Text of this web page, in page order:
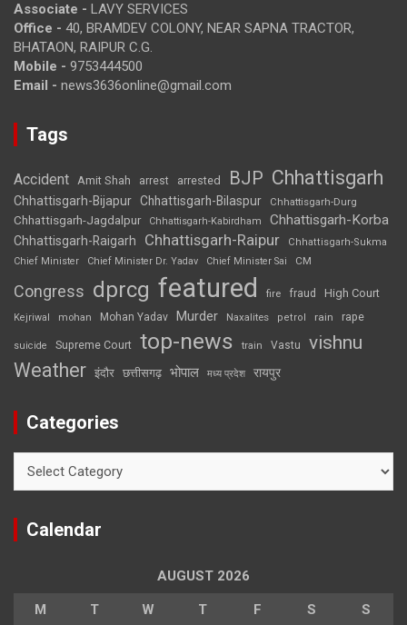
Associate - LAVY SERVICES
Office - 40, BRAMDEV COLONY, NEAR SAPNA TRACTOR,
BHATAON, RAIPUR C.G.
Mobile - 9753444500
Email - news3636online@gmail.com
Tags
Accident Amit Shah arrest arrested BJP Chhattisgarh
Chhattisgarh-Bijapur Chhattisgarh-Bilaspur Chhattisgarh-Durg
Chhattisgarh-Jagdalpur Chhattisgarh-Kabirdham Chhattisgarh-Korba
Chhattisgarh-Raigarh Chhattisgarh-Raipur
Chhattisgarh-Sukma
Chief Minister
Chief Minister Dr. Yadav Chief Minister Sai CM
Congress dprcg featured fire fraud High Court
Kejriwal mohan Mohan Yadav Murder Naxalites petrol rain rape
suicide Supreme Court top-news train Vastu vishnu
Weather इंदौर छत्तीसगढ़ भोपाल मध्य प्रदेश रायपुर
Categories
Calendar
AUGUST 2026
M T W T F S S